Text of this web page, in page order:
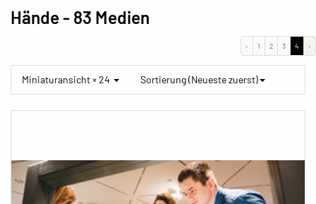
Hände- 83 Medien
‹ 1 2 3 4 ›
Miniaturansicht × 24 Sortierung (Neueste zuerst)